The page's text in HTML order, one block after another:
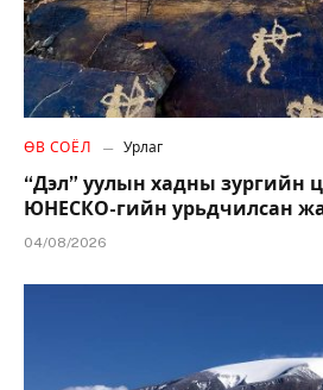
ӨВ СОЁЛ Урлаг
“Дэл” уулын хадны зургийн
ЮНЕСКО-гийн урьдчилсан
04/08/2026